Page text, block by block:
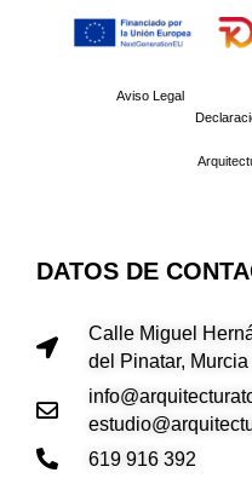
Aviso Legal
DATOS DE
Calle Miguel
del Pinatar, Murcia
619 916 392